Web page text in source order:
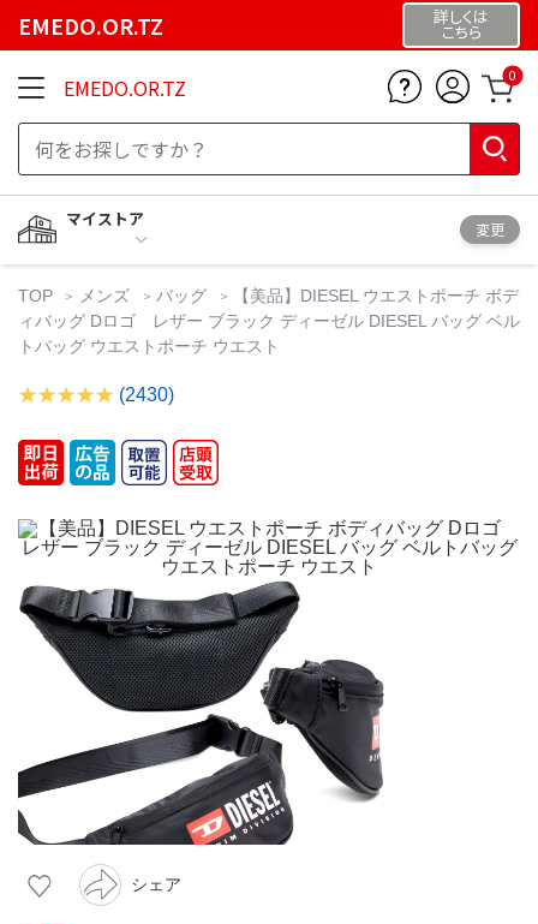
EMEDO.OR.TZ 詳しくは
こちら
EMEDO.OR.TZ 0
マイストア
変更
TOP メンズ バッグ
【美品】DIESEL ウエストポーチ ボデ
ィバッグ Dロゴ レザー ブラック ディーゼル DIESEL バッグ ベル
トバッグ ウエストポーチ ウエスト
(2430)
シェア